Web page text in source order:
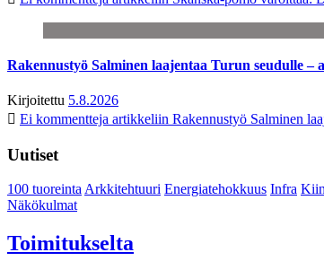
Rakennustyö Salminen laajentaa Turun seudulle –
Kirjoitettu 5.8.2026
Ei kommentteja artikkeliin Rakennustyö Salminen
Uutiset
100 tuoreintaArkkitehtuuri Energiatehokkuus Infra
Näkökulmat
Toimitukselta